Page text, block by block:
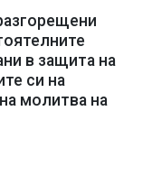
в защита на
си на
молитва на